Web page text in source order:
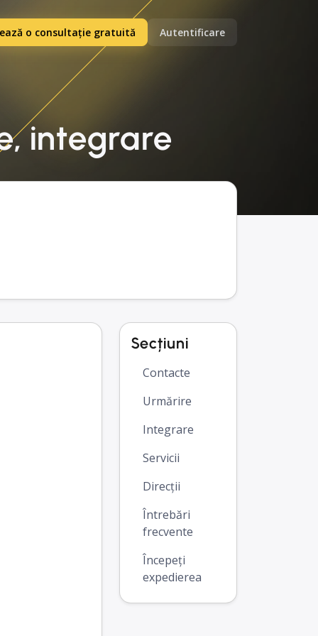
o consultație gratuită Autentificare
integrare
Secțiuni
Contacte
Urmărire
Integrare
Servicii
Direcții
Întrebări
frecvente
Începeți
expedierea